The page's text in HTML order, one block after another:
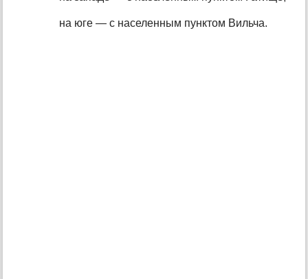
на юге — с населенным пунктом Вильча.